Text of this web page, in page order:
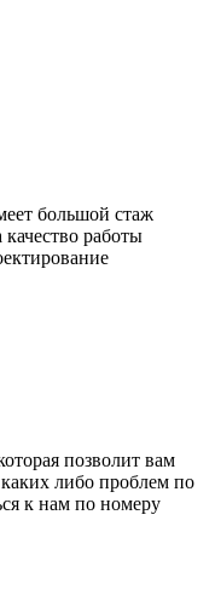
большой стаж
работы
позволит вам
каких либо проблем по
к нам по номеру